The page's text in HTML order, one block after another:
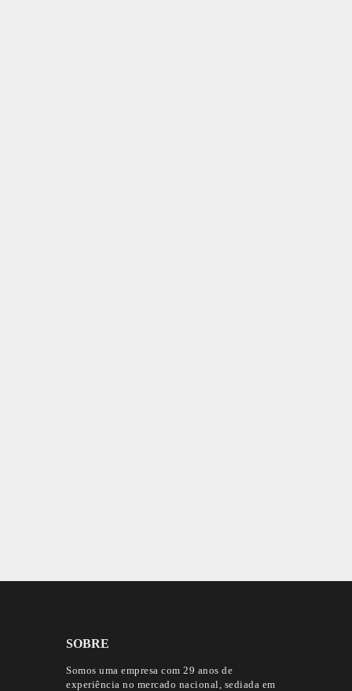
SOBRE
Somos uma empresa com 29 anos de
experiência no mercado nacional, sediada em